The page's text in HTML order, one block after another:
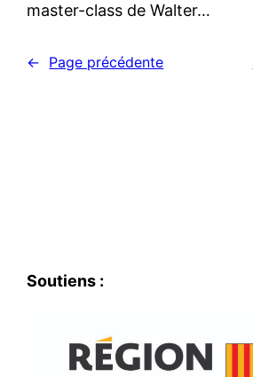
master-class de Walter…
← Page précédente
Soutiens :